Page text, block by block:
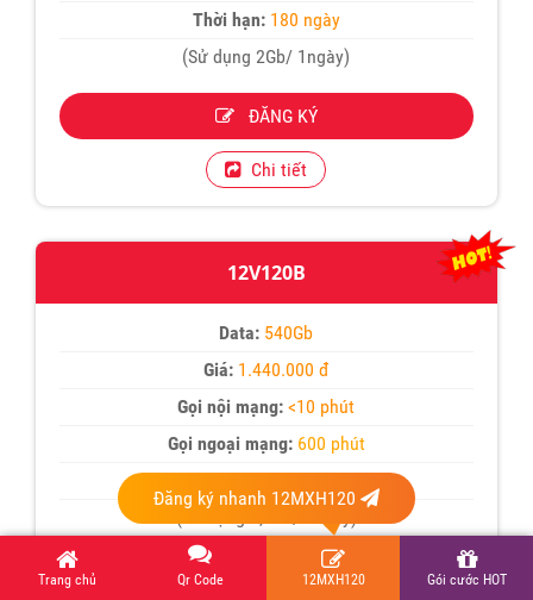
Thời hạn:180 ngày
(Sử dụng 2Gb/ 1ngày)
ĐĂNG KÝ
Chi tiết
12V120B
Data: 540Gb
Giá: 1.440.000 đ
Gọi nội mạng: <10 phút
Gọi ngoại mạng: 600 phút
Thời hạn:360 ngày
ĐĂNG KÝ
Trang chủ Qr Code
Đăng ký nhanh 12MXH120
12MXH120 Gói cước HOT